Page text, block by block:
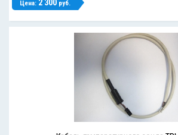
Цена:2 300 руб.